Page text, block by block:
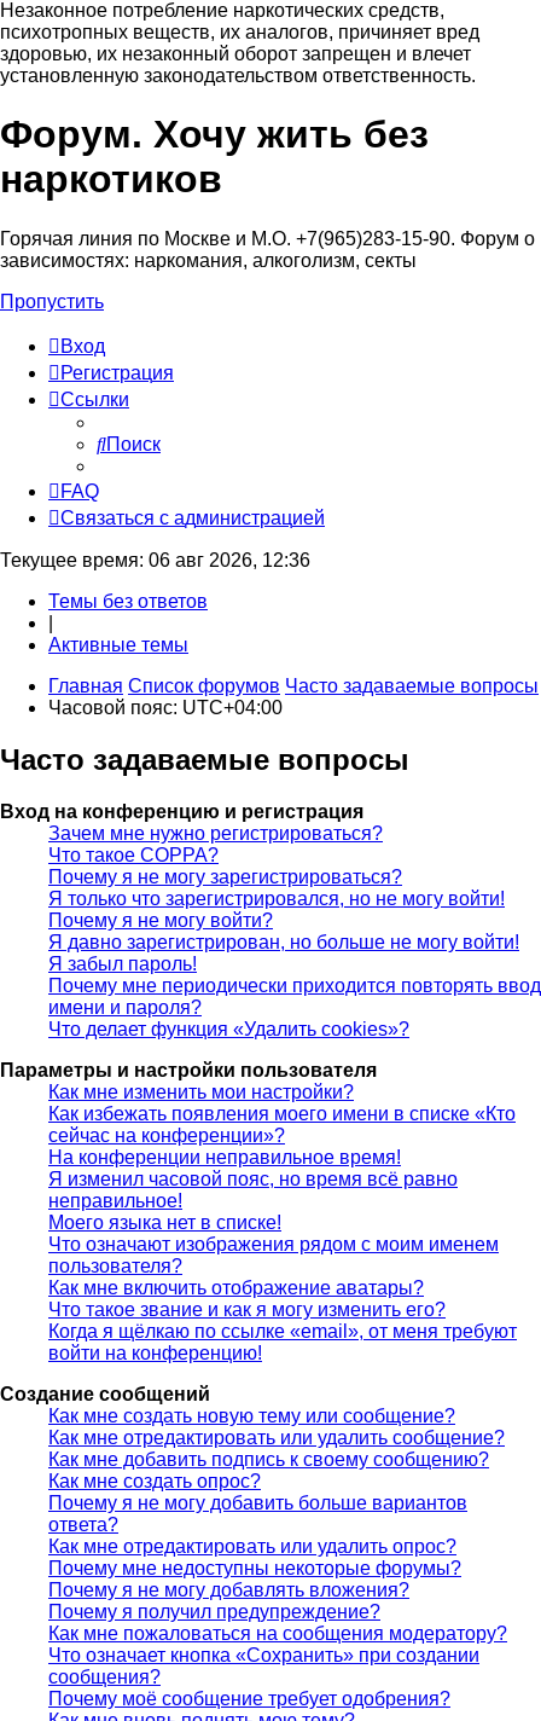
Незаконное потребление наркотических средств,
психотропных веществ, их аналогов, причиняет вред
здоровью, их незаконный оборот запрещен и влечет
установленную законодательством ответственность.
Регистрация
Форум. Хочу жить без
наркотиков
Горячая линия по Москве и М.О. +7(965)283-15-90. Форум о
зависимостях: наркомания, алкоголизм, секты
Пропустить
Вход
Регистрация
Ссылки
Поиск
FAQ
Связаться с администрацией
Текущее время: 06 авг 2026, 12:36
Темы без ответов
Активные темы
Главная Список форумов Часто задаваемые вопросы
Часовой пояс: UTC+04:00
Часто задаваемые вопросы
Вход на конференцию и регистрация
Зачем мне нужно регистрироваться?
Что такое COPPA?
Почему я не могу зарегистрироваться?
Я только что зарегистрировался, но не могу войти!
Почему я не могу войти?
Я давно зарегистрирован, но больше не могу войти!
Я забыл пароль!
Почему мне периодически приходится повторять ввод
имени и пароля?
Что делает функция «Удалить cookies»?
Параметры и настройки пользователя
Как мне изменить мои настройки?
Как избежать появления моего имени в списке «Кто
сейчас на конференции»?
На конференции неправильное время!
Я изменил часовой пояс, но время всё равно
неправильное!
Моего языка нет в списке!
Что означают изображения рядом с моим именем
пользователя?
Как мне включить отображение аватары?
Что такое звание и как я могу изменить его?
Когда я щёлкаю по ссылке «email», от меня требуют
войти на конференцию!
Создание сообщений
Как мне создать новую тему или сообщение?
Как мне отредактировать или удалить сообщение?
Как мне добавить подпись к своему сообщению?
Как мне создать опрос?
Почему я не могу добавить больше вариантов
ответа?
Как мне отредактировать или удалить опрос?
Почему мне недоступны некоторые форумы?
Почему я не могу добавлять вложения?
Почему я получил предупреждение?
Как мне пожаловаться на сообщения модератору?
Что означает кнопка «Сохранить» при создании
сообщения?
Почему моё сообщение требует одобрения?